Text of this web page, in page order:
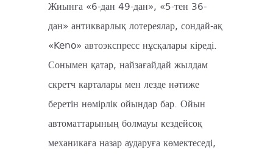
Жиынға «6-дан 49-дан», «5-тен 36-
дан» антикварлық лотереялар, сондай-ақ
«Keno» автоэкспресс нұсқалары кіреді.
Сонымен қатар, найзағайдай жылдам
скретч карталары мен лезде нәтиже
беретін нөмірлік ойындар бар. Ойын
автоматтарының болмауы кездейсоқ
механикаға назар аударуға көмектеседі,